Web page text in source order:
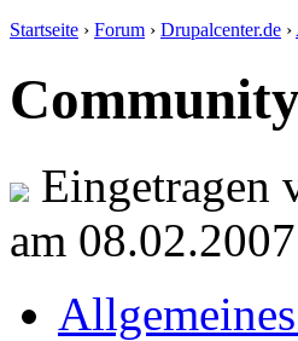
Startseite › Forum › Drupalcenter.de ›
Eingetragen
am